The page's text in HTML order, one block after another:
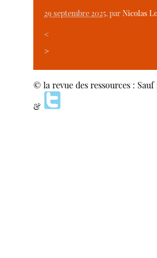
29 septembre 2025, parNicolas
<
>
© la revue des ressources :
&